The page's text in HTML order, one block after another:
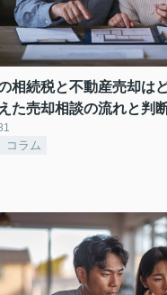
相続税と不動産売却は
た売却相談の流れと判
ラム